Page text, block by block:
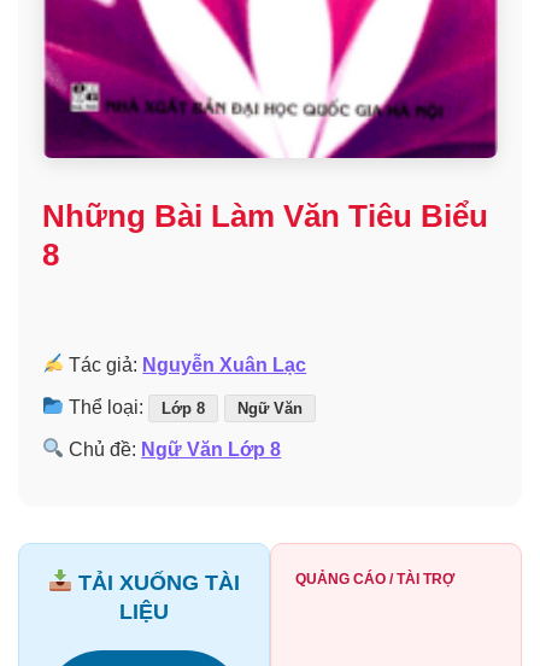
Những Bài Làm Văn Tiêu Biểu
8
Tác giả: Nguyễn Xuân Lạc
Thể loại: Lớp 8 Ngữ Văn
Chủ đề: Ngữ Văn Lớp 8
TẢI XUỐNG TÀI
LIỆU
QUẢNG CÁO / TÀI TRỢ